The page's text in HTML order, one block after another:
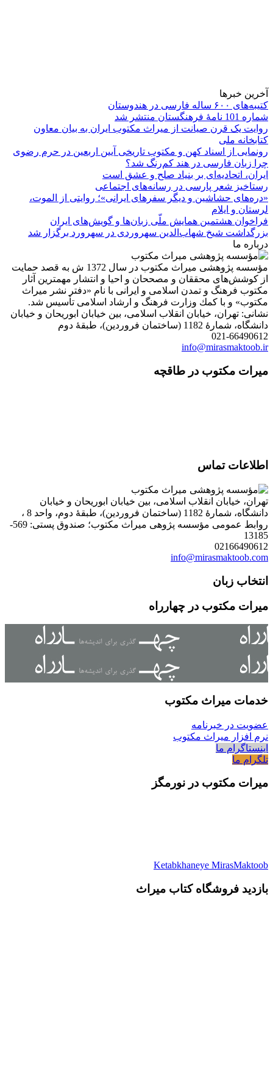
آخرین خبرها
کتیبه‌های ۶۰۰ ساله فارسی در هندوستان
شماره 101 نامۀ فرهنگستان منتشر شد
روایت یک قرن صیانت از میراث مکتوب ایران به بیان معاون
کتابخانه ملی
رونمایی از اسناد کهن و مکتوب تاریخی آیین اربعین در حرم رضوی
چرا زبان فارسی در هند کم‌رنگ شد؟
ایران، اتحادیه‌ای بر بنیاد صلح و عشق است
رستاخیز شعر پارسی در رسانه‌های اجتماعی
«دره‌های حشاشین و دیگر سفرهای ایرانی»؛ روایتی از الموت،
لرستان و ایلام
فراخوان هشتمین همایش ملّی زبان‌ها و گویش‌های ایران
بزرگداشت شیخ شهاب‌الدین سهروردی در سهرورد برگزار شد
درباره ما
مؤسسه پژوهشی میراث مكتوب در سال 1372 ش به قصد حمایت
از كوشش‌های محققان و مصححان و احیا و انتشار مهمترین آثار
مكتوب فرهنگ و تمدن اسلامی و ایرانی با نام «دفتر نشر میراث
مكتوب» و با كمك وزارت فرهنگ و ارشاد اسلامی تأسیس شد.
نشانی: تهران، خیابان انقلاب اسلامی، بین خیابان ابوریحان و خیابان
دانشگاه، شمارۀ 1182 (ساختمان فروردین)، طبقۀ دوم
021-66490612
info@mirasmaktoob.ir
میرات مکتوب در طاقچه
اطلاعات تماس
تهران، خیابان انقلاب اسلامی، بین خیابان ابوریحان و خیابان
دانشگاه، شمارۀ 1182 (ساختمان فروردین)، طبقۀ دوم، واحد 8 ،
روابط عمومی مؤسسه پژوهی میراث مکتوب؛ صندوق پستی: 569-
13185
02166490612
info@mirasmaktoob.com
انتخاب زبان
میرات مکتوب در چهارراه
خدمات میراث مکتوب
عضویت در خبرنامه
نرم افزار میراث مکتوب
اینستاگرام ما
تلگرام ما
میرات مکتوب در نورمگز
Ketabkhaneye MirasMaktoob
بازدید فروشگاه کتاب میراث